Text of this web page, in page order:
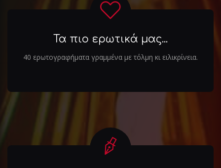
Τα πιο ερωτικά μας...
40 ερωτογραφήματα γραμμένα με τόλμη κι ειλικρίνεια.